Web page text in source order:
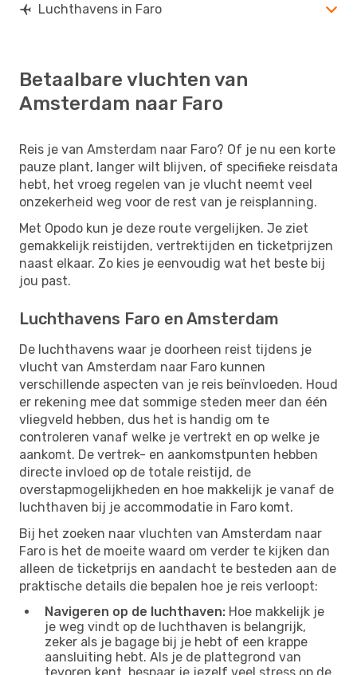
Luchthavens in Faro
Betaalbare vluchten van
Amsterdam naar Faro
Reis je van Amsterdam naar Faro? Of je nu een korte
pauze plant, langer wilt blijven, of specifieke reisdata
hebt, het vroeg regelen van je vlucht neemt veel
onzekerheid weg voor de rest van je reisplanning.
Met Opodo kun je deze route vergelijken. Je ziet
gemakkelijk reistijden, vertrektijden en ticketprijzen
naast elkaar. Zo kies je eenvoudig wat het beste bij
jou past.
Luchthavens Faro en Amsterdam
De luchthavens waar je doorheen reist tijdens je
vlucht van Amsterdam naar Faro kunnen
verschillende aspecten van je reis beïnvloeden. Houd
er rekening mee dat sommige steden meer dan één
vliegveld hebben, dus het is handig om te
controleren vanaf welke je vertrekt en op welke je
aankomt. De vertrek- en aankomstpunten hebben
directe invloed op de totale reistijd, de
overstapmogelijkheden en hoe makkelijk je vanaf de
luchthaven bij je accommodatie in Faro komt.
Bij het zoeken naar vluchten van Amsterdam naar
Faro is het de moeite waard om verder te kijken dan
alleen de ticketprijs en aandacht te besteden aan de
praktische details die bepalen hoe je reis verloopt:
Navigeren op de luchthaven: Hoe makkelijk je
je weg vindt op de luchthaven is belangrijk,
zeker als je bagage bij je hebt of een krappe
aansluiting hebt. Als je de plattegrond van